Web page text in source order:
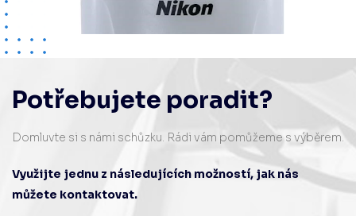
Potřebujete poradit?
Domluvte si s námi schůzku. Rádi vám pomůžeme s výběrem.
Využijte jednu z následujících možností, jak nás
můžete kontaktovat.